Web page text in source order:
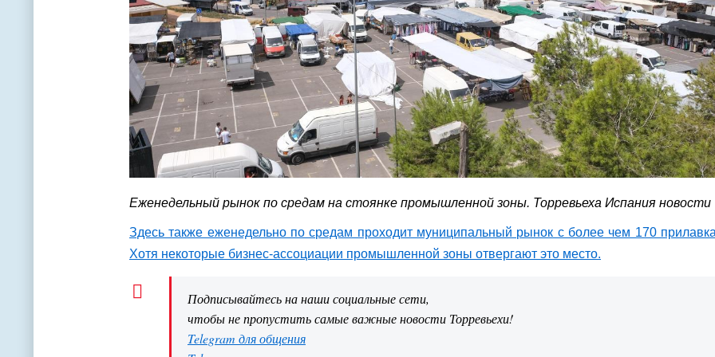
Еженедельный рынок по средам на стоянке промышленной зоны. Торревьеха Испания новости
Здесь также еженедельно по средам проходит муниципальный рынок с более чем 170
Хотя некоторые бизнес-ассоциации промышленной зоны отвергают это место.
Подписывайтесь на наши социальные сети,
чтобы не пропустить самые важные новости Торревьехи!
Telegram для общения